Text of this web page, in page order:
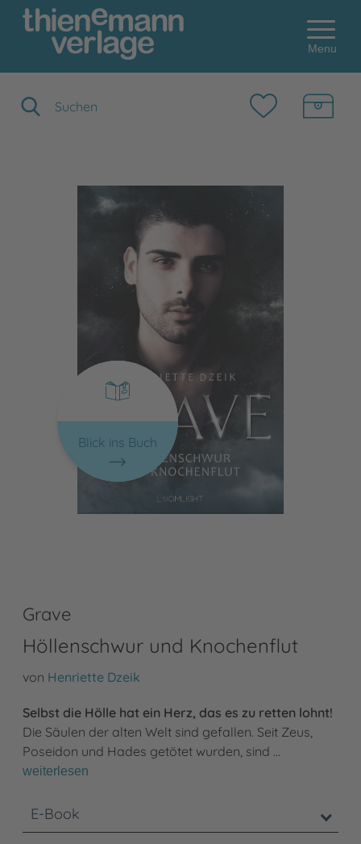
Menu
Blick ins Buch
Grave
Höllenschwur und Knochenflut
von Henriette Dzeik
Selbst die Hölle hat ein Herz, das es zu retten lohnt!
Die Säulen der alten Welt sind gefallen. Seit Zeus,
Poseidon und Hades getötet wurden, sind …
weiterlesen
E-Book